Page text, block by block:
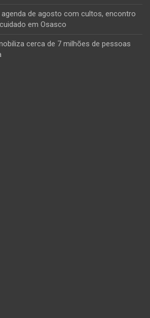
agenda de agosto com cultos, encontro
em Osasco
cerca de 7 milhões de pessoas